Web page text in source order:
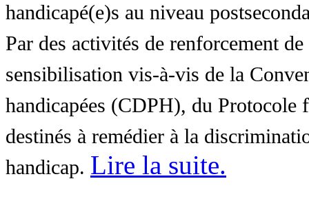
handicapé(e)s au niveau
Par des activités de renforcement
sensibilisation vis-à-vis de la
handicapées (CDPH), du Protocole
destinés à remédier à la
handicap. Lire la suite.